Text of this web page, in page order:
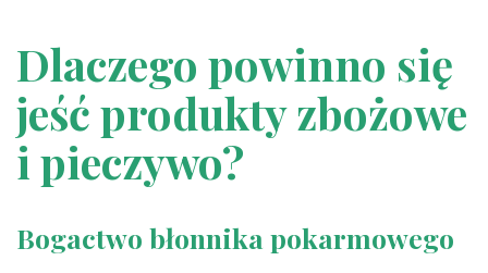
Dlaczego powinno się
jeść produkty zbożowe
i pieczywo?
Bogactwo błonnika pokarmowego